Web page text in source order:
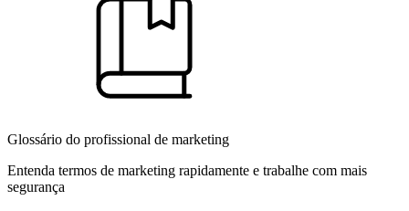
Glossário do profissional de marketing
Entenda termos de marketing rapidamente e trabalhe com mais
segurança